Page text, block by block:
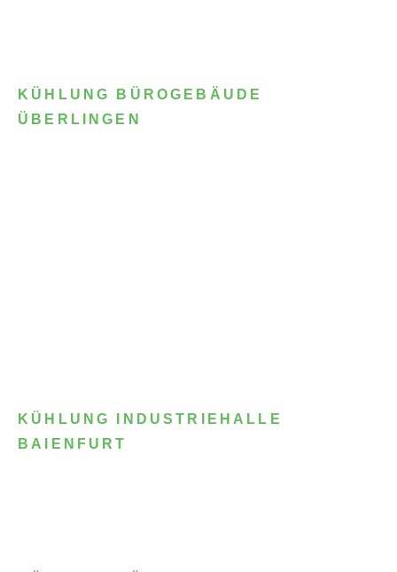
KÜHLUNG BÜROGEBÄUDE
ÜBERLINGEN
KÜHLUNG INDUSTRIEHALLE
BAIENFURT